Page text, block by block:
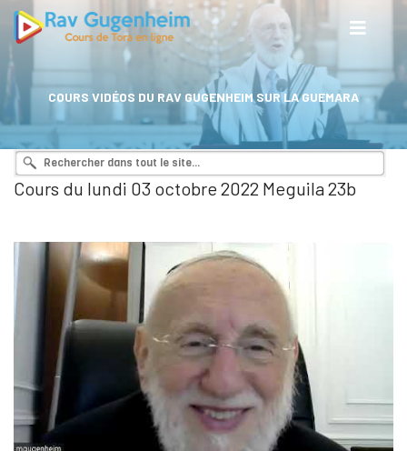
COURS VIDÉOS DU RAV GUGENHEIM SUR LA GUEMARA
Cours du lundi 03 octobre 2022 Meguila 23b